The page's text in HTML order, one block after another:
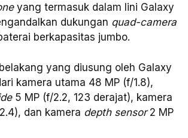
yang termasuk dalam lini Galaxy
dukungan quad-camera
berkapasitas jumbo.
belakang yang diusung oleh Galaxy
kamera utama 48 MP (f/1.8),
5 MP (f/2.2, 123 derajat), kamera
dan kamera depth sensor2 MP